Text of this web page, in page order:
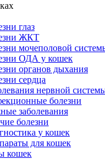
глаз
ЖКТ
мочеполовой
ОДА у кошек
органов дыхания
сердца
нервной
болезни
заболевания
болезни
у кошек
для кошек
кошек